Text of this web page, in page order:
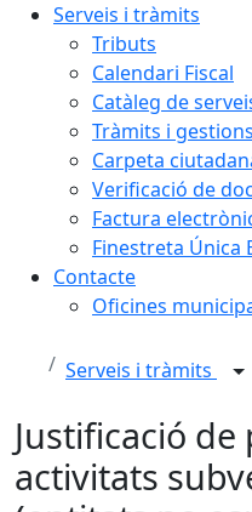
Serveis i tràmits
Tributs
Calendari Fiscal
Catàleg de
Tràmits i gestions
Carpeta
Verificació de
Factura
Finestreta Única
Contacte
Oficines
Serveis i tràmits
Justificació de
activitats